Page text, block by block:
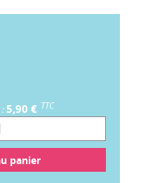
:5,90 € TTC
panier